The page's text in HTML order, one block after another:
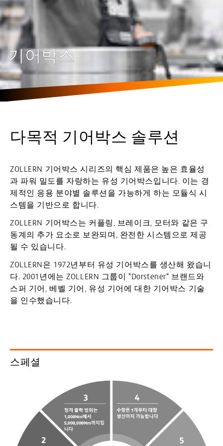
기어박스
다목적 기어박스 솔루션
ZOLLERN 기어박스 시리즈의 핵심 제품은 높은 효율성
과 파워 밀도를 자랑하는 유성 기어박스입니다. 이는 경
제적인 응용 분야별 솔루션을 가능하게 하는 모듈식 시
스템을 기반으로 합니다.
ZOLLERN 기어박스는 커플링, 브레이크, 모터와 같은 구
동계의 추가 요소로 보완되며, 완전한 시스템으로 제공
될 수 있습니다.
ZOLLERN은 1972년부터 유성 기어박스를 생산해 왔습니
다. 2001년에는 ZOLLERN 그룹이 "Dorstener" 브랜드와
스퍼 기어, 베벨 기어, 유성 기어에 대한 기어박스 기술
을 인수했습니다.
스페셜